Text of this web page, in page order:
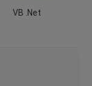
VB .Net